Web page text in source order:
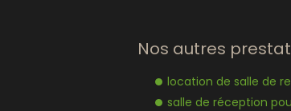
Nos autres
location de salle de
salle de réception